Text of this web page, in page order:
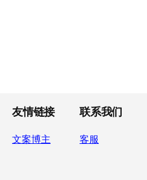
友情链接
文案博主
联系我们
客服